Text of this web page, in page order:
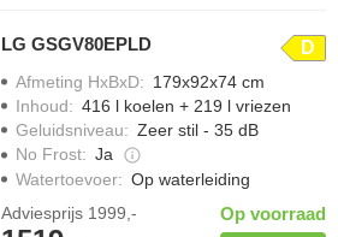
LG GSGV80EPLD D
Afmeting HxBxD: 179x92x74 cm
Inhoud: 416 l koelen + 219 l vriezen
Geluidsniveau: Zeer stil - 35 dB
No Frost: Ja
Watertoevoer: Op waterleiding
Adviesprijs 1999,- Op voorraad